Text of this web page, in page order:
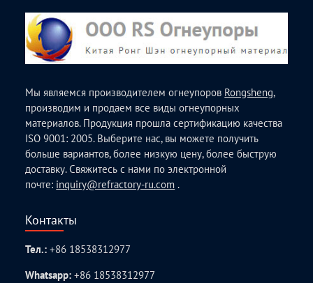
Мы являемся производителем огнеупоров Rongsheng,
производим и продаем все виды огнеупорных
материалов. Продукция прошла сертификацию качества
ISO 9001: 2005. Выберите нас, вы можете получить
больше вариантов, более низкую цену, более быструю
доставку. Свяжитесь с нами по электронной
почте: inquiry@refractory-ru.com .
Контакты
Тел.:+86 18538312977
Whatsapp:+86 18538312977